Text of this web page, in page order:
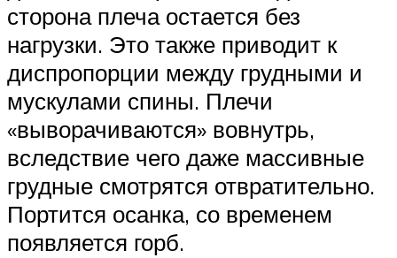
сторона плеча остается без
нагрузки. Это также приводит к
диспропорции между грудными и
мускулами спины. Плечи
«выворачиваются» вовнутрь,
вследствие чего даже массивные
грудные смотрятся отвратительно.
Портится осанка, со временем
появляется горб.